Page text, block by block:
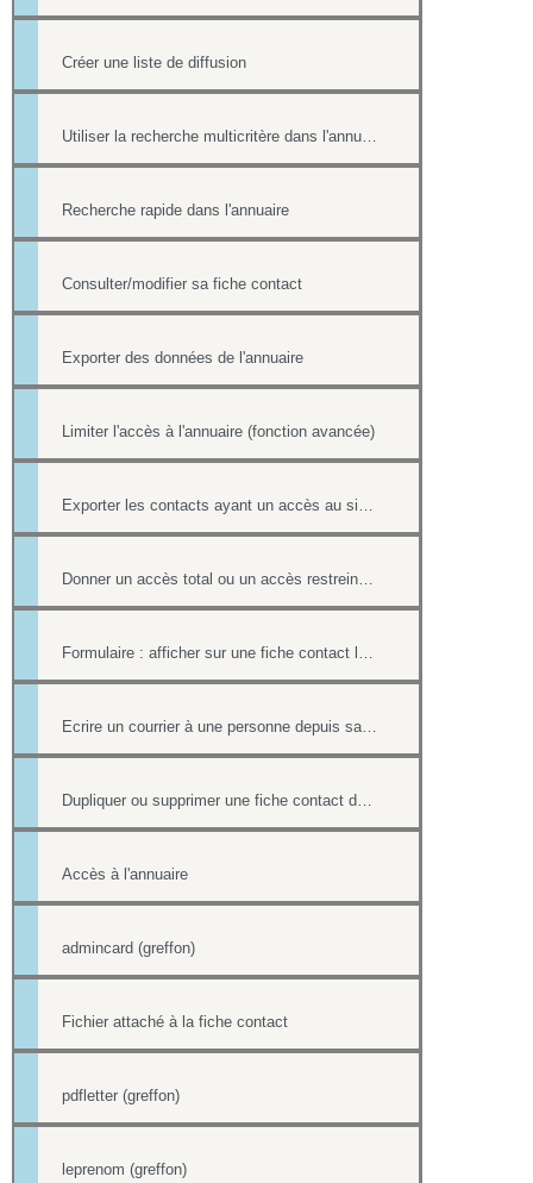
Créer une liste de diffusion
Utiliser la recherche multicritère dans l'annuaire
Recherche rapide dans l'annuaire
Consulter/modifier sa fiche contact
Exporter des données de l'annuaire
Limiter l'accès à l'annuaire (fonction avancée)
Exporter les contacts ayant un accès au site (fonction avancée)
Donner un accès total ou un accès restreint à l'annuaire
Formulaire : afficher sur une fiche contact le lien ou le contenu d'un formulaire
Ecrire un courrier à une personne depuis sa fiche contact
Dupliquer ou supprimer une fiche contact de l'annuaire
Accès à l'annuaire
admincard (greffon)
Fichier attaché à la fiche contact
pdfletter (greffon)
leprenom (greffon)